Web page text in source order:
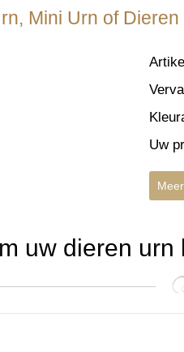
Mini Urn of
Uw
uw dieren urn